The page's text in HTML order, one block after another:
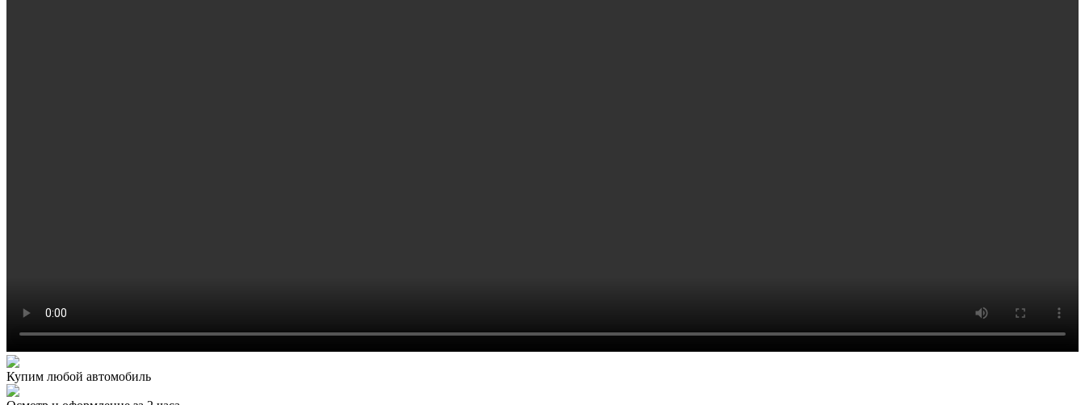
Купим любой автомобиль